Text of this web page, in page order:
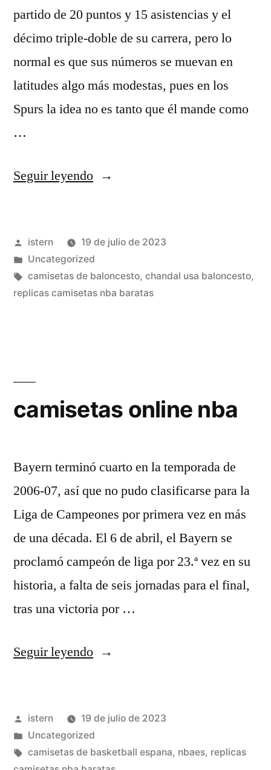
partido de 20 puntos y 15 asistencias y el
décimo triple-doble de su carrera, pero lo
normal es que sus números se muevan en
latitudes algo más modestas, pues en los
Spurs la idea no es tanto que él mande como
…
Seguir leyendo«cdonde
verdaderas
nba»
Publicado
por
istern
19 de julio de 2023
Publicado
en
Uncategorized
Etiquetas:
camisetas de baloncesto, chandal usa baloncesto,
replicas camisetas nba baratas
camisetas online nba
Bayern terminó cuarto en la temporada de
2006-07, así que no pudo clasificarse para la
Liga de Campeones por primera vez en más
de una década. El 6 de abril, el Bayern se
proclamó campeón de liga por 23.ª vez en su
historia, a falta de seis jornadas para el final,
tras una victoria por …
Seguir leyendo«camisetas
Publicado
por
istern
19 de julio de 2023
Publicado
en
Uncategorized
Etiquetas:
camisetas de basketball espana, nbaes, replicas